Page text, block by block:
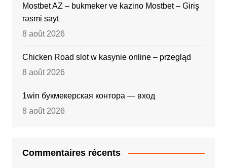
Mostbet AZ – bukmeker ve kazino Mostbet – Giriş
rəsmi sayt
8 août 2026
Chicken Road slot w kasynie online – przegląd
8 août 2026
1win букмекерская контора — вход
8 août 2026
Commentaires récents